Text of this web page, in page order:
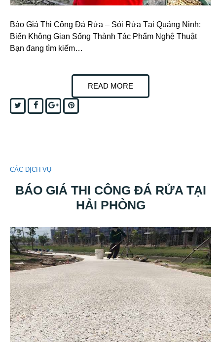
Báo Giá Thi Công Đá Rửa – Sỏi Rửa Tại Quảng Ninh:
Biến Không Gian Sống Thành Tác Phẩm Nghệ Thuật
Bạn đang tìm kiếm…
READ MORE
TwitterFacebookGoogle+Pinterest
CÁC DỊCH VỤ
BÁO GIÁ THI CÔNG ĐÁ RỬA TẠI
HẢI PHÒNG